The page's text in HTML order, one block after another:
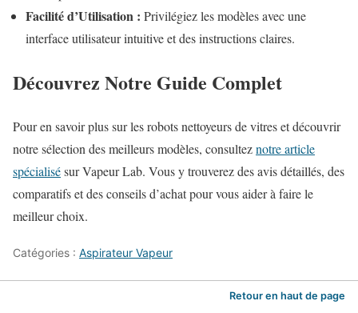
Facilité d’Utilisation : Privilégiez les modèles avec une
interface utilisateur intuitive et des instructions claires.
Découvrez Notre Guide Complet
Pour en savoir plus sur les robots nettoyeurs de vitres et découvrir
notre sélection des meilleurs modèles, consulteznotre article
spécialisésur Vapeur Lab. Vous y trouverez des avis détaillés, des
comparatifs et des conseils d’achat pour vous aider à faire le
meilleur choix.
Catégories : Aspirateur Vapeur
Retour en haut de page